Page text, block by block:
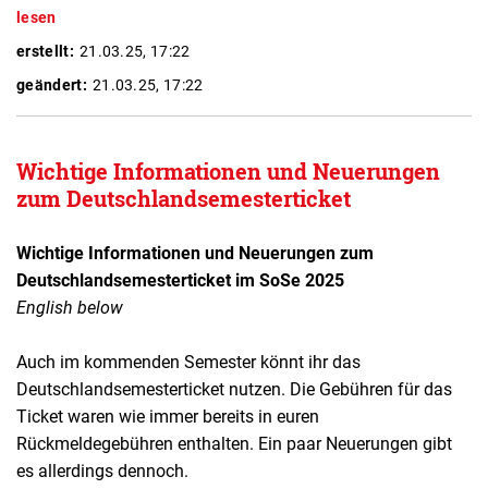
lesen
erstellt: 21.03.25, 17:22
geändert: 21.03.25, 17:22
Wichtige Informationen und Neuerungen
zum Deutschlandsemesterticket
Wichtige Informationen und Neuerungen zum
Deutschlandsemesterticket im SoSe 2025
English below
Auch im kommenden Semester könnt ihr das
Deutschlandsemesterticket nutzen. Die Gebühren für das
Ticket waren wie immer bereits in euren
Rückmeldegebühren enthalten. Ein paar Neuerungen gibt
es allerdings dennoch.